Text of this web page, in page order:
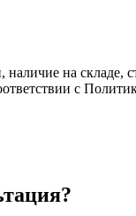
на
с